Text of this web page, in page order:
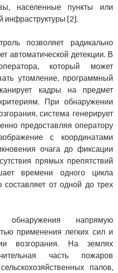
населенные пункты или
инфраструктуры [2].
позволяет радикально
автоматической детекции. В
который может
утомление, программный
кадры на предмет
При обнаружении
система генерирует
предоставляя оператору
с координатами
очага до фиксации
прямых препятствий
времени одного цикла
составляет от одной до трех
обнаружения напрямую
применения легких сил и
возгорания. На землях
часть пожаров
палов,